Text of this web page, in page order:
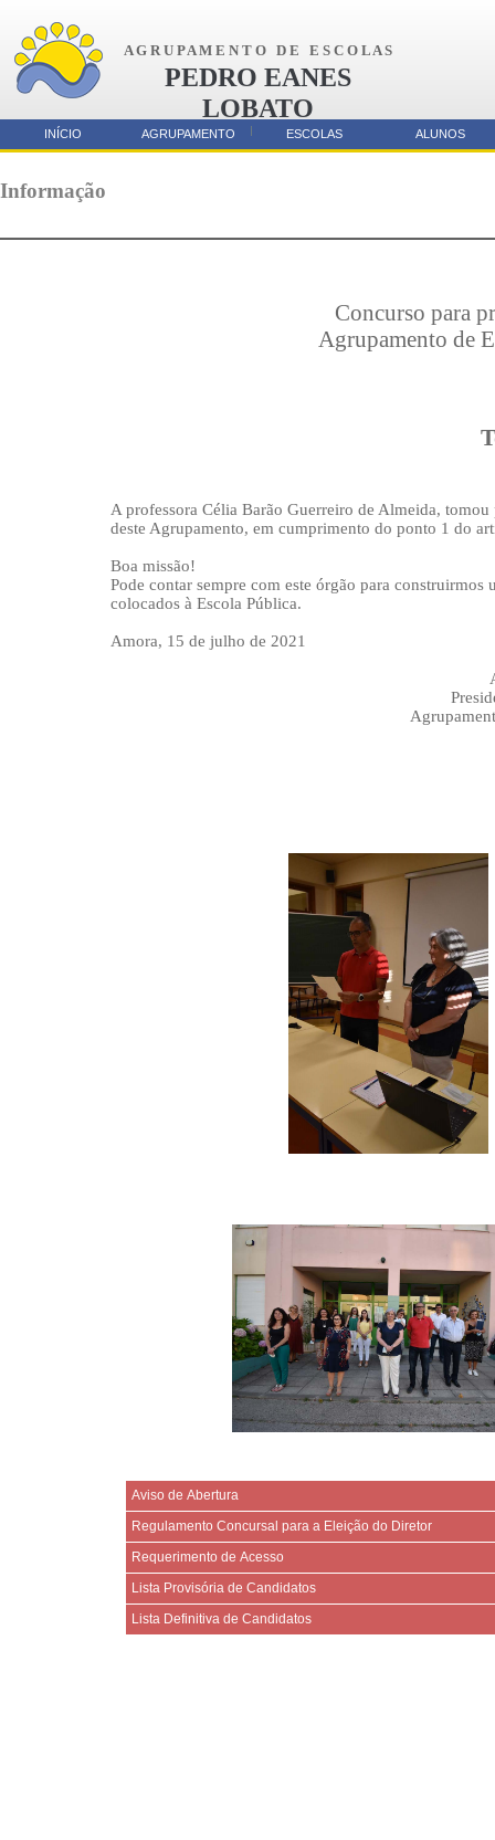
A G R U P A M E N T O D E E S C O L A S
PEDRO EANES
LOBATO
AMORA
Informação
Concurso para
Agrupamento de
A professora Célia Barão Guerreiro de Almeida,
deste Agrupamento, em cumprimento do ponto 1 do
Boa missão!
Pode contar sempre com este órgão para
colocados à Escola Pública.
Amora, 15 de julho de 2021
António
Presidente do
Agrupamento Escolas
Aviso de Abertura
Regulamento Concursal para a Eleição do Diretor
Requerimento de Acesso
Lista Provisória de Candidatos
Lista Definitiva de Candidatos
Parcerias
INÍCIO AGRUPAMENTO ESCOLAS ALUNOS